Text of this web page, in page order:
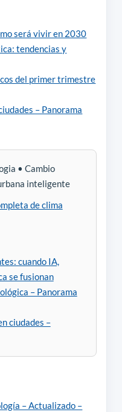
será vivir en 2030
tendencias y
del primer trimestre
– Panorama
• Cambio
inteligente
de clima
cuando IA,
se fusionan
– Panorama
ciudades –
– Actualizado –